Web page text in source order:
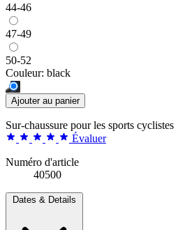
44-46
47-49
50-52
Couleur: black
Ajouter au panier
Sur-chaussure pour les sports cyclistes
Évaluer
Numéro d'article
40500
Dates & Details